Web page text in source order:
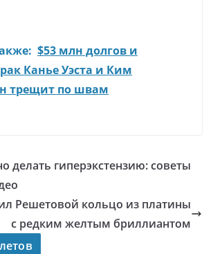
$53 млн долгов и
Канье Уэста и Ким
трещит по швам
делать гиперэкстензию: советы
Решетовой кольцо из платины
с редким желтым бриллиантом